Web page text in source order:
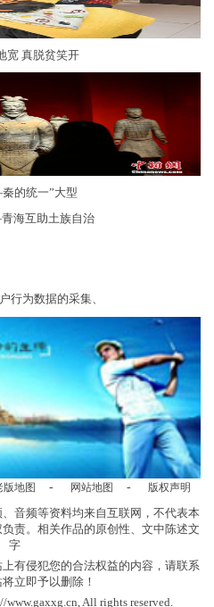
宽 真脱贫笑开
的统一”大型
海互助土族自治
行为数据的采集、
版地图 - 网站地图 - 版权声明
音频等资料均来自互联网，不代表本
责。相关作品的原创性、文中陈述文
字
有侵犯您的合法权益的内容，请联系
立即予以删除！
All rights reserved.